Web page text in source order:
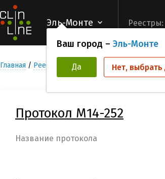
Эль-Монте
Ваш город – Эль-Монте
Да Нет, выбрать
Реестры:
Главная Реестр Клинических исследований
Протокол М14-252
Название протокола